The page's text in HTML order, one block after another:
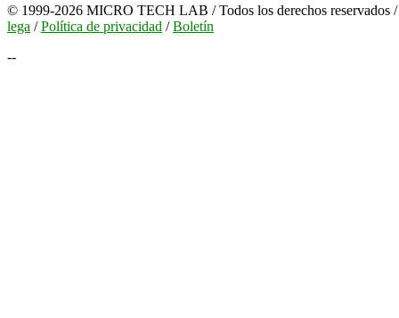
© 1999-2026 MICRO TECH LAB / Todos los derechos reservados /
lega /Política de privacidad /Boletín
--